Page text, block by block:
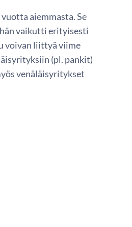
aiemmasta. Se
vaikutti erityisesti
voivan liittyä viime
(pl. pankit)
venäläisyritykset